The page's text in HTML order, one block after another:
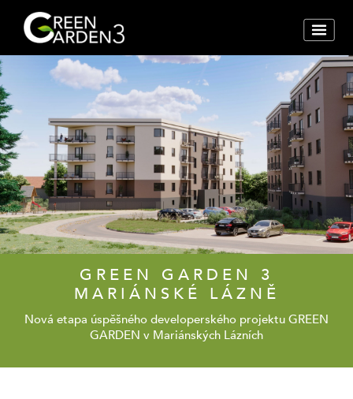
GREEN GARDEN 3
MARIÁNSKÉ LÁZNĚ
Nová etapa úspěšného developerského projektu GREEN
GARDEN v Mariánských Lázních